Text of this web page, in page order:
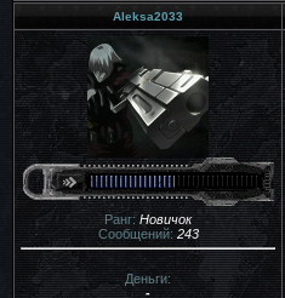
Aleksa2033
Ранг:Новичок
Сообщений:243
Деньги:
-